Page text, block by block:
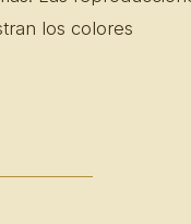
los colores